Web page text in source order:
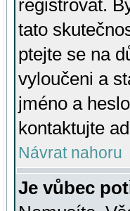
registrovat.
tato
ptejte se na
vyloučeni a
jméno a
kontaktujte
Návrat nahoru
Je vůbec